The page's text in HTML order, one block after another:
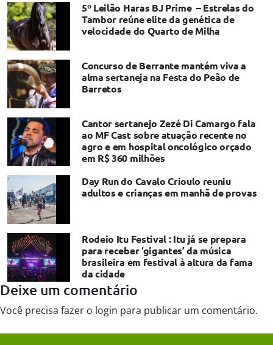
5º Leilão Haras BJ Prime – Estrelas do
Tambor reúne elite da genética de
velocidade do Quarto de Milha
Concurso de Berrante mantém viva a
alma sertaneja na Festa do Peão de
Barretos
Cantor sertanejo Zezé Di Camargo fala
ao MF Cast sobre atuação recente no
agro e em hospital oncológico orçado
em R$ 360 milhões
Day Run do Cavalo Crioulo reuniu
adultos e crianças em manhã de provas
Rodeio Itu Festival : Itu já se prepara
para receber ‘gigantes’ da música
brasileira em festival à altura da fama
da cidade
Deixe um comentário
Você precisa fazer o login para publicar um comentário.